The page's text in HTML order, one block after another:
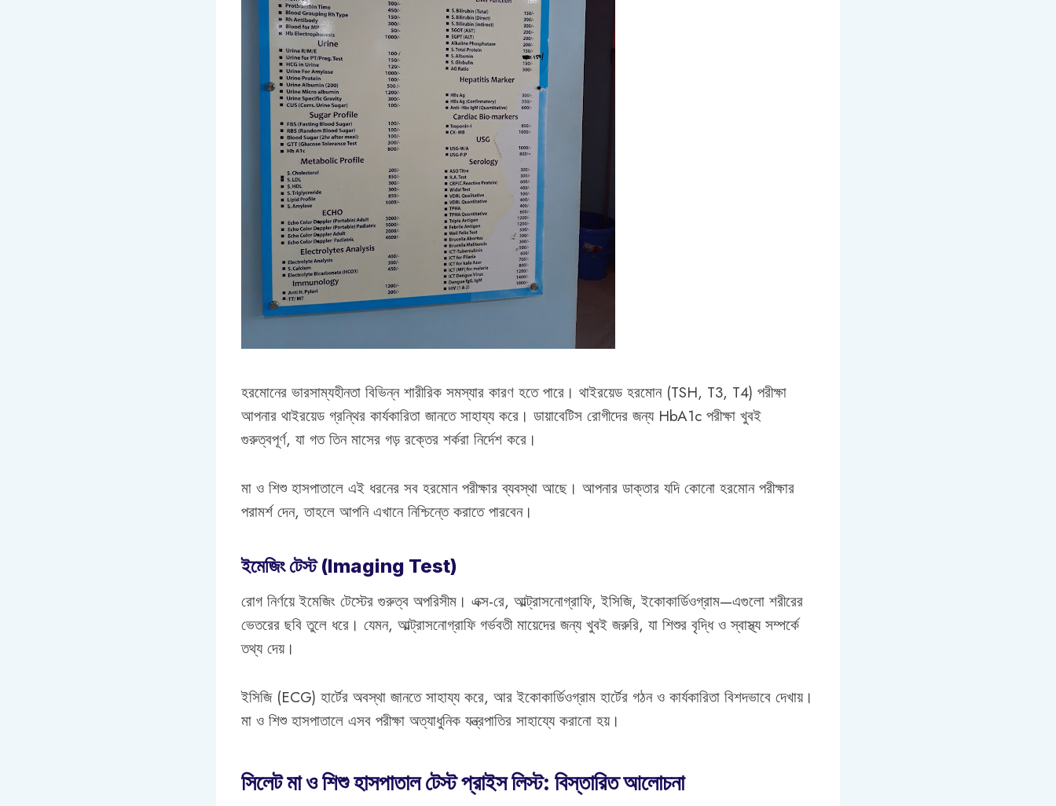
হরমোনের ভারসাম্যহীনতা বিভিন্ন শারীরিক সমস্যার কারণ হতে পারে। থাইরয়েড হরমোন (TSH, T3, T4) পরীক্ষা
আপনার থাইরয়েড গ্রন্থির কার্যকারিতা জানতে সাহায্য করে। ডায়াবেটিস রোগীদের জন্য HbA1c পরীক্ষা খুবই
গুরুত্বপূর্ণ, যা গত তিন মাসের গড় রক্তের শর্করা নির্দেশ করে।
মা ও শিশু হাসপাতালে এই ধরনের সব হরমোন পরীক্ষার ব্যবস্থা আছে। আপনার ডাক্তার যদি কোনো হরমোন পরীক্ষার
পরামর্শ দেন, তাহলে আপনি এখানে নিশ্চিন্তে করাতে পারবেন।
ইমেজিং টেস্ট (Imaging Test)
রোগ নির্ণয়ে ইমেজিং টেস্টের গুরুত্ব অপরিসীম। এক্স-রে, আল্ট্রাসনোগ্রাফি, ইসিজি, ইকোকার্ডিওগ্রাম—এগুলো শরীরের
ভেতরের ছবি তুলে ধরে। যেমন, আল্ট্রাসনোগ্রাফি গর্ভবতী মায়েদের জন্য খুবই জরুরি, যা শিশুর বৃদ্ধি ও স্বাস্থ্য সম্পর্কে
তথ্য দেয়।
ইসিজি (ECG) হার্টের অবস্থা জানতে সাহায্য করে, আর ইকোকার্ডিওগ্রাম হার্টের গঠন ও কার্যকারিতা বিশদভাবে দেখায়।
মা ও শিশু হাসপাতালে এসব পরীক্ষা অত্যাধুনিক যন্ত্রপাতির সাহায্যে করানো হয়।
সিলেট মা ও শিশু হাসপাতাল টেস্ট প্রাইস লিস্ট: বিস্তারিত আলোচনা